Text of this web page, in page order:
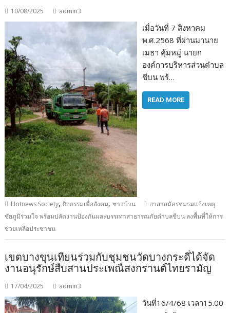
10/08/2025 admin3
เมื่อวันที่ 7 สิงหาคม
พ.ศ.2568 ที่ผ่านมานาย
เมธา คุ้มหมู่ นายก
องค์การบริหารส่วนตำบล
ชีบน พร้…
READ MORE
Hotnews Society,กิจกรรมเพื่อสังคม, ชาวบ้าน
อาสาสมัครชมรมแจ้งเหตุ
ชัยภูมิร่วมใจ พร้อมปลัดงานป้องกันและบรรเทาสาธารณภัยตำบลชีบน ลงพื้นที่ให้การ
ช่วยเหลือประชาชน
เขตบางขุนเทียนร่วมกับชุมชนวัดบางกระดี่ได้จัด
งานอนุรักษ์สืบสานประเพณืสงกรานต์ไทยรามัญ
17/04/2025 admin3
วันที่16/4/68 เวลา15.00